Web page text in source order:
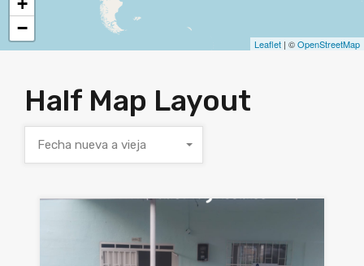
−
Leaflet | ©OpenStreetMap
Half Map Layout
Fecha nueva a vieja